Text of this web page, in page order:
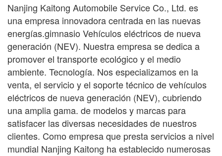
Nanjing Kaitong Automobile Service Co., Ltd. es
una empresa innovadora centrada en las nuevas
energías.gimnasio Vehículos eléctricos de nueva
generación (NEV). Nuestra empresa se dedica a
promover el transporte ecológico y el medio
ambiente. Tecnología. Nos especializamos en la
venta, el servicio y el soporte técnico de vehículos
eléctricos de nueva generación (NEV), cubriendo
una amplia gama. de modelos y marcas para
satisfacer las diversas necesidades de nuestros
clientes. Como empresa que presta servicios a nivel
mundial Nanjing Kaitong ha establecido numerosas